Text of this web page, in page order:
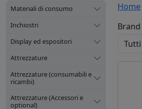
Materiali di consumo
Inchiostri
Display ed espositori
Attrezzature
Attrezzature (consumabili e
ricambi)
Attrezzature (Accessori e
optional)
Home
Brand